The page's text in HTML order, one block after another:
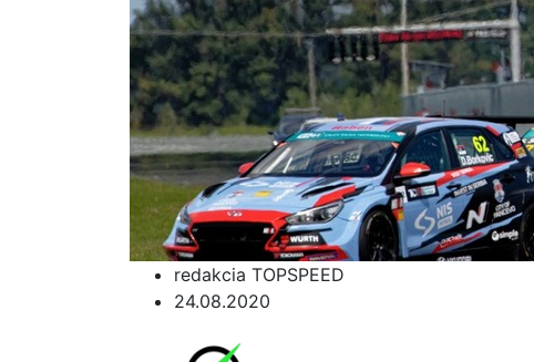
redakcia TOPSPEED
24.08.2020